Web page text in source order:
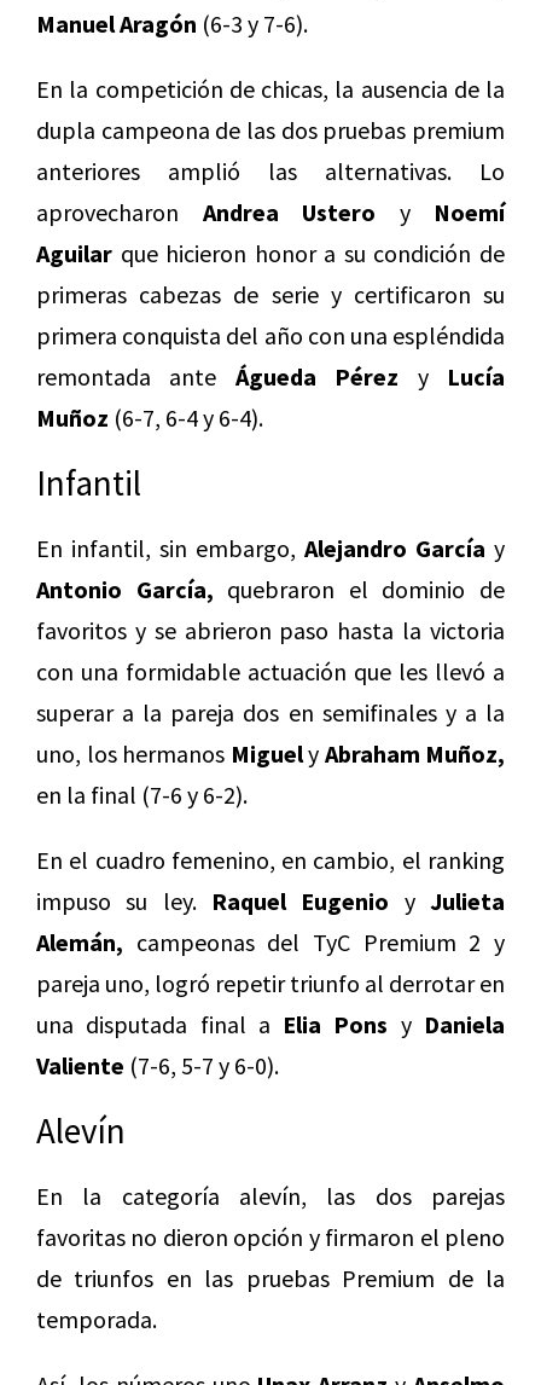
Manuel Aragón (6-3 y 7-6).
En la competición de chicas, la ausencia de la
dupla campeona de las dos pruebas premium
anteriores amplió las alternativas. Lo
aprovecharon Andrea Ustero y Noemí
Aguilar que hicieron honor a su condición de
primeras cabezas de serie y certificaron su
primera conquista del año con una espléndida
remontada ante Águeda Pérez y Lucía
Muñoz (6-7, 6-4 y 6-4).
Infantil
En infantil, sin embargo, Alejandro García y
Antonio García, quebraron el dominio de
favoritos y se abrieron paso hasta la victoria
con una formidable actuación que les llevó a
superar a la pareja dos en semifinales y a la
uno, los hermanos Miguely Abraham Muñoz,
en la final (7-6 y 6-2).
En el cuadro femenino, en cambio, el ranking
impuso su ley. Raquel Eugenio yJulieta
Alemán, campeonas del TyC Premium 2 y
pareja uno, logró repetir triunfo al derrotar en
una disputada final a Elia Pons y Daniela
Valiente (7-6, 5-7 y 6-0).
Alevín
En la categoría alevín, las dos parejas
favoritas no dieron opción y firmaron el pleno
de triunfos en las pruebas Premium de la
temporada.